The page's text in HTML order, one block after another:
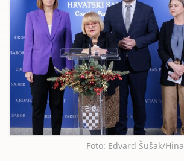
Foto: Edvard Šušak/Hina